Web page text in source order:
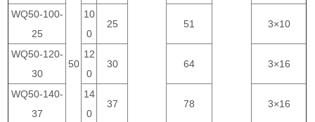
50
WQ50-100-
25
10
0
25 51 3×10
WQ50-120-
30
12
0
30 64 3×16
WQ50-140-
37
14
0
37 78 3×16